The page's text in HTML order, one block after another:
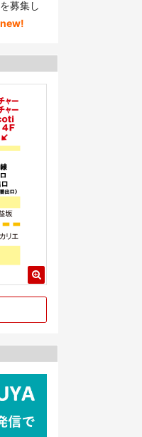
募集し
new!